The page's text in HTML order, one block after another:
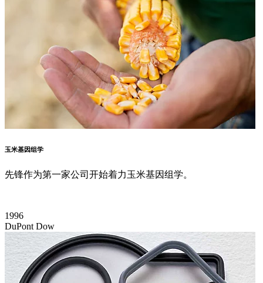
玉米基因组学
先锋作为第一家公司开始着力玉米基因组学。
1996
DuPont Dow